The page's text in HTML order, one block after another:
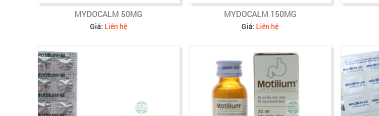
MYDOCALM 50MG
Giá: Liên hệ
MYDOCALM 150MG
Giá: Liên hệ